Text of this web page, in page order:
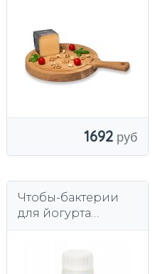
1692
Чтобы-бактерии
для йогурта